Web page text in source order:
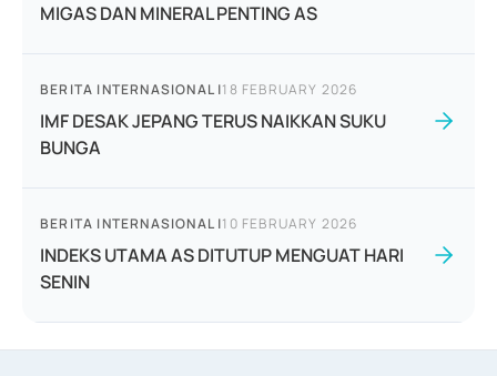
MIGAS DAN MINERAL PENTING AS
BERITA INTERNASIONAL |18 FEBRUARY 2026
IMF DESAK JEPANG TERUS NAIKKAN SUKU
BUNGA
BERITA INTERNASIONAL |10 FEBRUARY 2026
INDEKS UTAMA AS DITUTUP MENGUAT HARI
SENIN